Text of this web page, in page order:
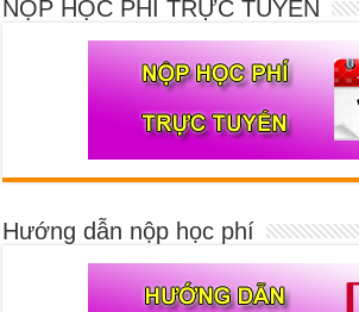
NỘP HỌC PHÍ TRỰC TUYẾN
Hướng dẫn nộp học phí